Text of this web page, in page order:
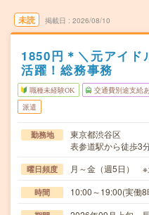
未読 掲載日 2026/08/10
1850円＊＼元アイド
活躍！総務事務
職種未経験OK 交通費別途支給
派遣
勤務地
東京都渋谷区
表参道駅から徒歩3
曜日頻度 月～金（週5日） ※
時間 10:00～19:00(実働